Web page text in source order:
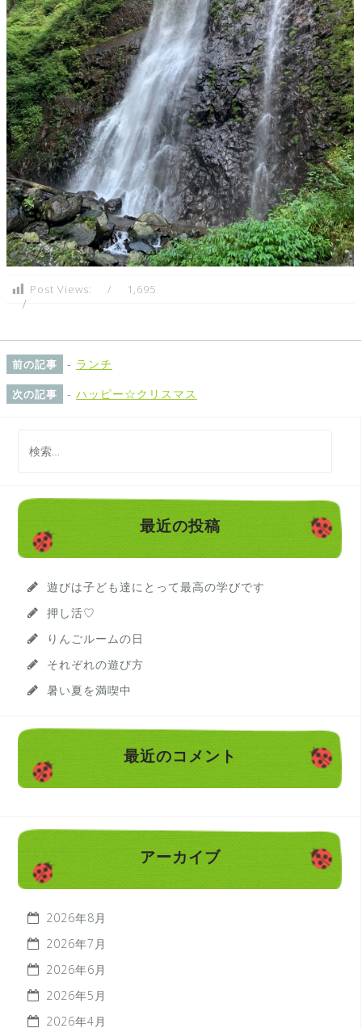
Post Views: 1,695
前の記事 - ランチ
次の記事 - ハッピー☆クリスマス
最近の投稿
遊びは子ども達にとって最高の学びです
押し活♡
りんごルームの日
それぞれの遊び方
暑い夏を満喫中
最近のコメント
アーカイブ
2026年8月
2026年7月
2026年6月
2026年5月
2026年4月